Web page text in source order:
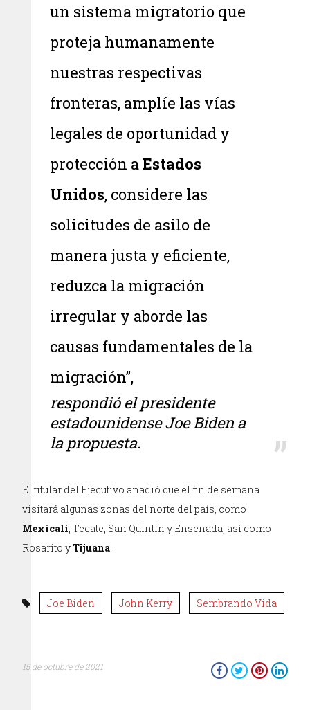
un sistema migratorio que
proteja humanamente
nuestras respectivas
fronteras, amplíe las vías
legales de oportunidad y
protección aEstados
Unidos, considere las
solicitudes de asilo de
manera justa y eficiente,
reduzca la migración
irregular y aborde las
causas fundamentales de la
migración”,
respondió el presidente
estadounidenseJoe Biden a
la propuesta.
El titular del Ejecutivo añadió que el fin de semana
visitará algunas zonas del norte del país, como
Mexicali, Tecate, San Quintín y Ensenada, así como
Rosarito yTijuana.
Joe Biden John Kerry Sembrando Vida
15 de octubre de 2021